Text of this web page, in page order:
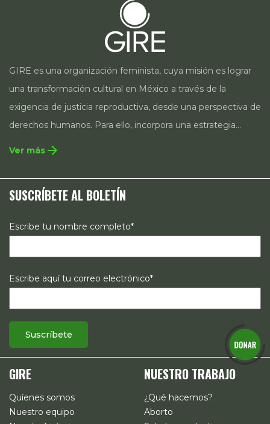
GIRE es una organización feminista, cuya misión es lograr
una transformación cultural en México a través de la
exigencia de justicia reproductiva, desde una perspectiva de
derechos humanos. Para ello, incorpora una estrategia
integral que contempla la incidencia en legislación y
estrategias de comunicación e investigación sobre el
estado de los derechos reproductivos en México.
Ver más arrow_forward
SUSCRÍBETE AL BOLETÍN
Escribe tu nombre completo*
Escribe aquí tu correo electrónico*
GIRE
Quíenes somos
Nuestro equipo
NUESTRO TRABAJO
¿Qué hacemos?
Aborto